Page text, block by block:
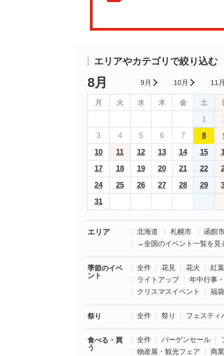
エリアやカテゴリで絞り込む
8月 9月 10月 11
月 火 水 木 金 土
1
3
4 5 6 7 8
10
11 12 13 14 15
17
18 19 20 21 22
24
25 26 27 28 29
31
エリア 北海道 札幌市
函館
→全国のイベント一覧を見
季節のイベ
ント
全件 花見 花火
紅葉
ライトアップ
年中行事
クリスマスイベント
福
祭り 全件 祭り フェスティ
食べる・買
う
全件 バーゲンセール
物産展・観光フェア
商